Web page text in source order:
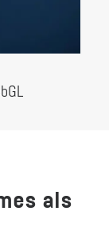
als